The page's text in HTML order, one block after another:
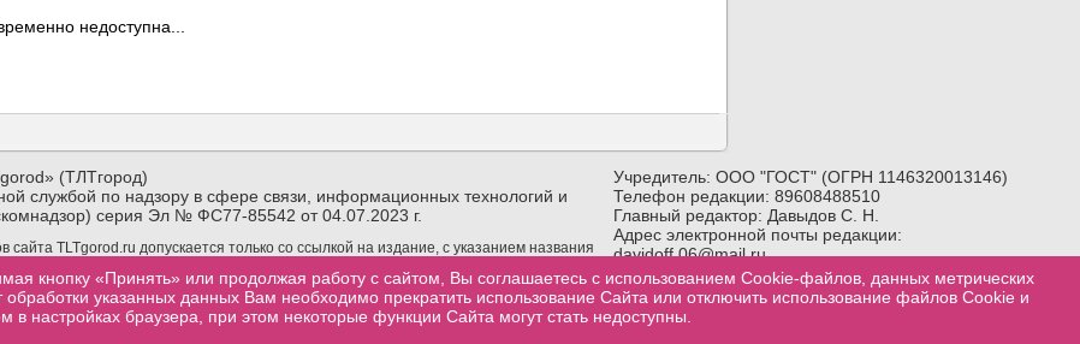
недоступна...
(ТЛТгород)
службой по надзору в сфере связи, информационных технологий и
серия Эл № ФС77-85542 от 04.07.2023 г.
TLTgorod.ru допускается только со ссылкой на издание, с указанием названия
взята информация, размещенная не позже первого абзаца публикуемого
Учредитель: ООО "ГОСТ" (ОГРН 1146320013146)
Телефон редакции: 89608488510
Главный редактор: Давыдов С. Н.
Адрес электронной почты редакции:
davidoff.06@mail.ru
Возрастное ограничение:18+
кнопку «Принять» или продолжая работу с сайтом, Вы соглашаетесь с использованием Cookie-файлов, данных метрических
обработки указанных данных Вам необходимо прекратить использование Сайта или отключить использование файлов Cookie и
в настройках браузера, при этом некоторые функции Сайта могут стать недоступны.